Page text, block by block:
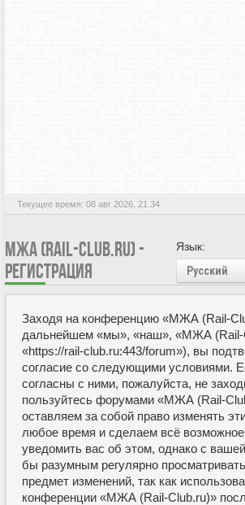
Текущее время: 08 авг 2026, 21:34
Язык:
Русский
МЖА (RAIL-CLUB.RU) -
РЕГИСТРАЦИЯ
Заходя на конференцию «МЖА (Rail-
дальнейшем «мы», «наш», «МЖА (Rail-
«https://rail-club.ru:443/forum»), вы
согласие со следующими условиями.
согласны с ними, пожалуйста, не
пользуйтесь форумами «МЖА (Rail-
оставляем за собой право изменять
любое время и сделаем всё
уведомить вас об этом, однако с
бы разумным регулярно
предмет изменений, так как
конференции «МЖА (Rail-Club.ru)»